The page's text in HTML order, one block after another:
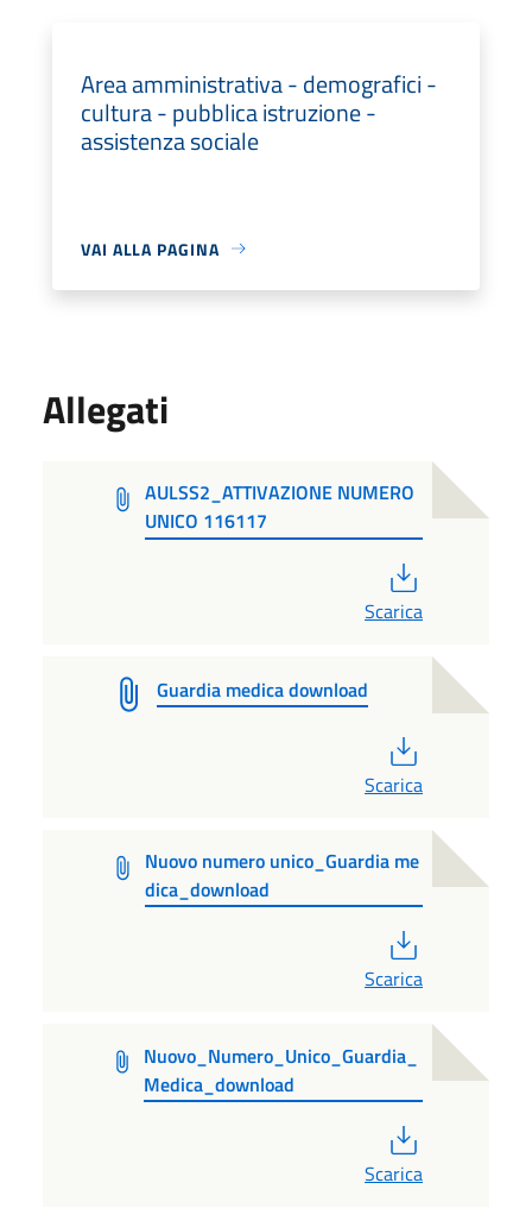
Area amministrativa - demografici -
cultura - pubblica istruzione -
assistenza sociale
VAI ALLA PAGINA
Allegati
AULSS2_ATTIVAZIONE NUMERO
UNICO 116117
Scarica
Guardia medica download
Scarica
Nuovo numero unico_Guardia me
dica_download
Scarica
Nuovo_Numero_Unico_Guardia_
Medica_download
Scarica